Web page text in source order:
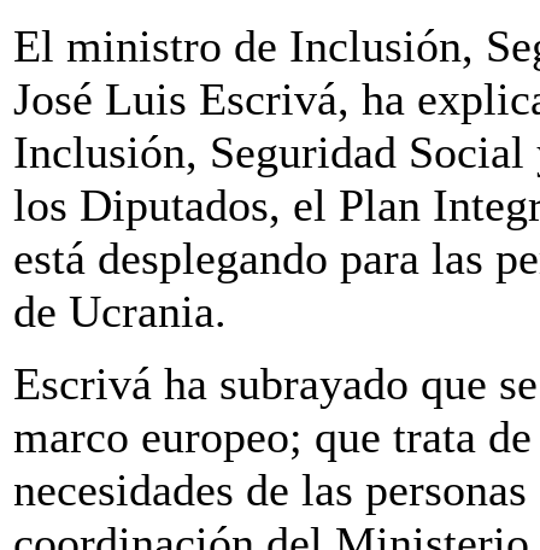
El ministro de Inclusión,
José Luis Escrivá, ha
Inclusión, Seguridad
los Diputados, el Plan
está desplegando para las
de Ucrania.
Escrivá ha subrayado que
marco europeo; que trata
necesidades de las